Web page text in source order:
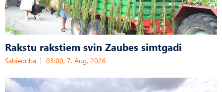
Rakstu rakstiem svin Zaubes simtgadi
Sabiedrība 03:00, 7. Aug, 2026